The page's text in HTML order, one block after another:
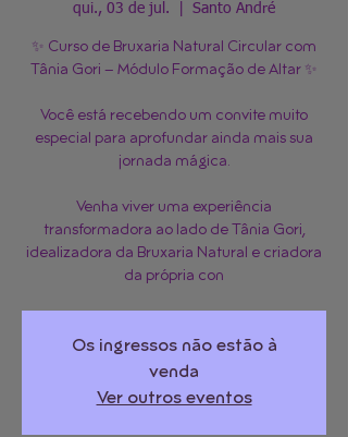
qui., 03 de jul. Santo André
✨ Curso de Bruxaria Natural Circular com
Tânia Gori – Módulo Formação de Altar ✨
Você está recebendo um convite muito
especial para aprofundar ainda mais sua
jornada mágica.
Venha viver uma experiência
transformadora ao lado de Tânia Gori,
idealizadora da Bruxaria Natural e criadora
da própria con
Os ingressos não estão à
venda
Ver outros eventos